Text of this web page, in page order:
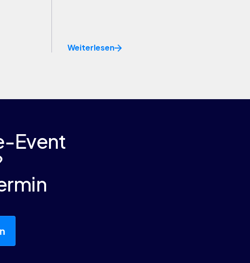
Weiterlesen
Event